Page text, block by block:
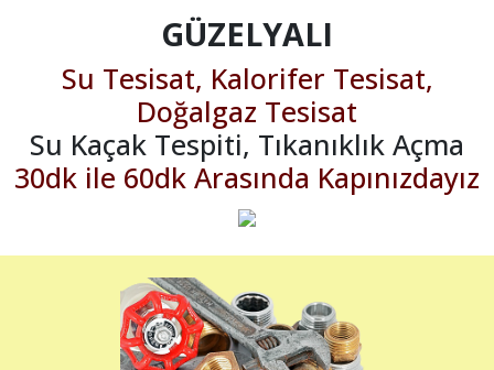
GÜZELYALI
Su Tesisat, Kalorifer Tesisat,
Doğalgaz Tesisat
Su Kaçak Tespiti, Tıkanıklık Açma
30dk ile 60dk Arasında Kapınızdayız